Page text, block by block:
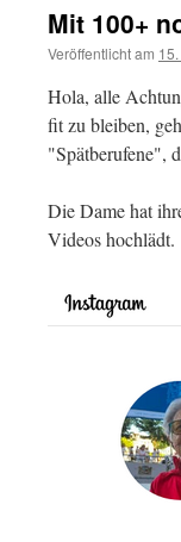
Mit 100+
Veröffentlicht am
Hola, alle
fit zu bleiben,
"Spätberufene",
Die Dame hat
Videos hochlädt.